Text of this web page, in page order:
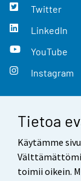
Tietoa
Käytämme
toimii oikein.
Twitter
LinkedIn
YouTube
Instagram
Yhteystiedot
Palaute
Käyttöehdot